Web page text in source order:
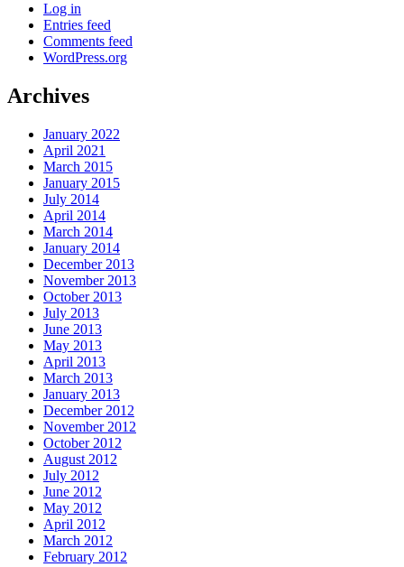
Log in
Entries feed
Comments feed
WordPress.org
Archives
January 2022
April 2021
March 2015
January 2015
July 2014
April 2014
March 2014
January 2014
December 2013
November 2013
October 2013
July 2013
June 2013
May 2013
April 2013
March 2013
January 2013
December 2012
November 2012
October 2012
August 2012
July 2012
June 2012
May 2012
April 2012
March 2012
February 2012